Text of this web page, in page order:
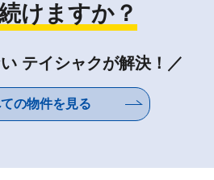
けますか？
テイシャクが解決！／
の物件を見る